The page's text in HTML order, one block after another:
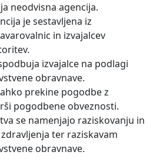
neodvisna agencija.
je sestavljena iz
in izvajalcev
izvajalce na podlagi
obravnave.
prekine pogodbe z
pogodbene obveznosti.
se namenjajo raziskovanju in
ter raziskavam
obravnave.